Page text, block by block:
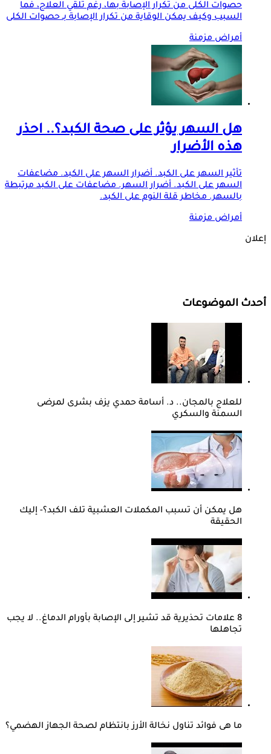
حصوات الكلى من تكرار الإصابة بها، رغم تلقي العلاج، فما
السبب وكيف يمكن الوقاية من تكرار الإصابة بـ حصوات الكلى
أمراض مزمنة
هل السهر يؤثر على صحة الكبد؟.. احذر
هذه الأضرار
تأثير السهر على الكبد. أضرار السهر على الكبد. مضاعفات
السهر على الكبد. أضرار السهر. مضاعفات على الكبد مرتبطة
بالسهر. مخاطر قلة النوم على الكبد.
أمراض مزمنة
إعلان
أحدث الموضوعات
للعلاج بالمجان.. د. أسامة حمدي يزف بشرى لمرضى
السمنة والسكري
هل يمكن أن تسبب المكملات العشبية تلف الكبد؟- إليك
الحقيقة
8 علامات تحذيرية قد تشير إلى الإصابة بأورام الدماغ.. لا يجب
تجاهلها
ما هى فوائد تناول نخالة الأرز بانتظام لصحة الجهاز الهضمي؟